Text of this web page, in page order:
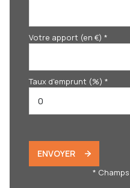
Votre apport (en €) *
Taux d'emprunt (%) *
ENVOYER
*